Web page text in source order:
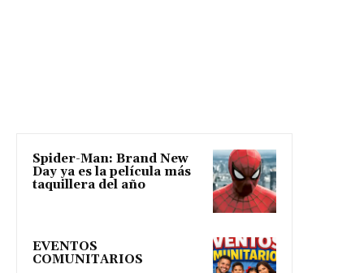
Spider-Man: Brand New
Day ya es la película más
taquillera del año
EVENTOS
COMUNITARIOS